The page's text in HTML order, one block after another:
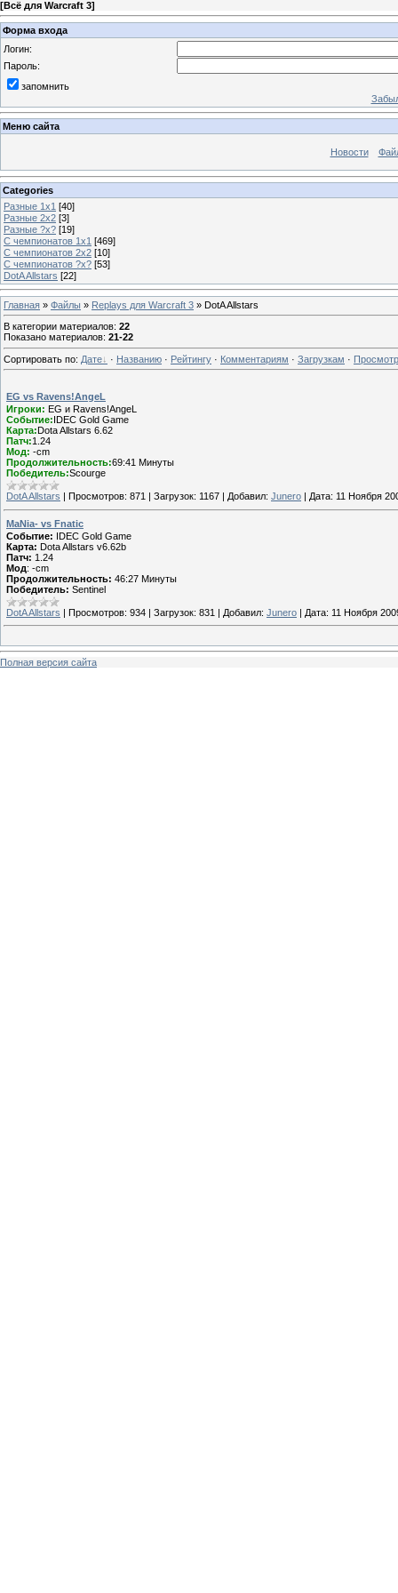
[Всё для Warcraft 3]
Форма входа
Логин:
Пароль:
запомнить
Меню сайта
Новости
Categories
Разные 1х1 [40]
Разные 2х2 [3]
Разные ?х? [19]
С чемпионатов 1х1 [469]
С чемпионатов 2х2 [10]
С чемпионатов ?х? [53]
DotA Allstars [22]
Главная » Файлы » Replays для Warcraft 3 » DotA Allstars
В категории материалов: 22
Показано материалов: 21-22
Сортировать по: Дате · Названию · Рейтингу · Комментариям · Загрузкам ·
EG vs Ravens!AngeL
Игроки: EG и Ravens!AngeL
Событие: IDEC Gold Game
Карта: Dota Allstars 6.62
Патч:1.24
Мод: -cm
Продолжительность:69:41 Минуты
Победитель:Scourge
DotA Allstars Просмотров: 871 Загрузок: 1167 Добавил: Junero Дата: 11 Ноября
MaNia- vs Fnatic
Событие: IDEC Gold Game
Карта: Dota Allstars v6.62b
Патч: 1.24
Мод: -cm
Продолжительность: 46:27 Минуты
Победитель: Sentinel
DotA Allstars | Просмотров: 934 | Загрузок: 831 | Добавил: Junero | Дата: 11 Ноября
Полная версия сайта